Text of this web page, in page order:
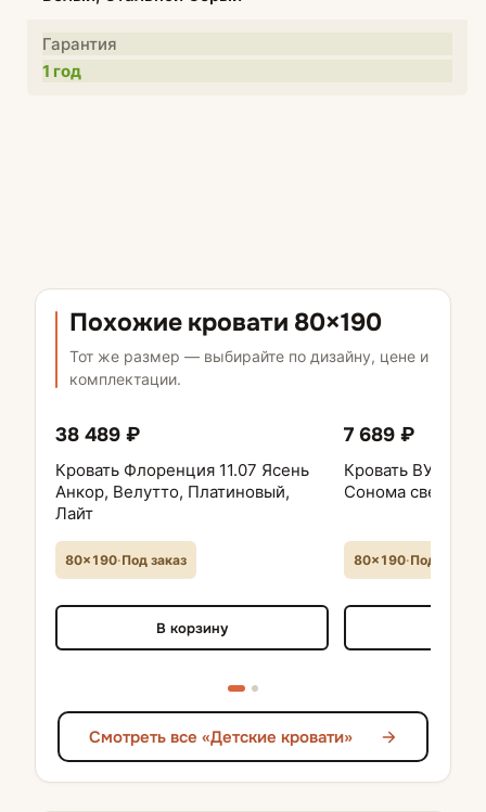
Гарантия
1 год
Похожие кровати 80×190
Тот же размер — выбирайте по дизайну, цене и
комплектации.
38 489 ₽
Кровать Флоренция 11.07 Ясень
Анкор, Велутто, Платиновый,
Лайт
80×190·Под заказ
В корзину
7 689 ₽
Кровать ВУОМА
Сонома светлый
80×190·Под заказ
Смотреть все «Детские кровати»